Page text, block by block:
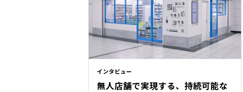
インタビュー
無人店舗で実現する、持続可能な